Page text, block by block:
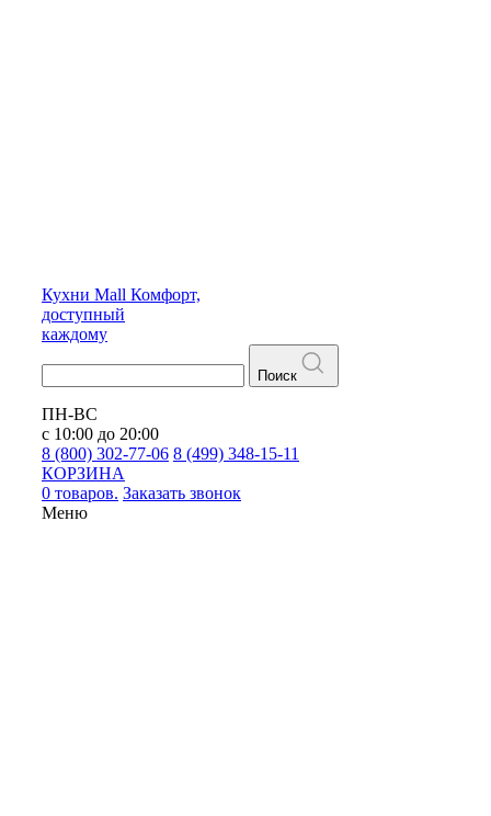
Кухни Mall Комфорт,
доступный
каждому
Поиск
ПН-ВС
с 10:00 до 20:00
8 (800) 302-77-06 8 (499) 348-15-11
КОРЗИНА
0 товаров. Заказать звонок
Меню